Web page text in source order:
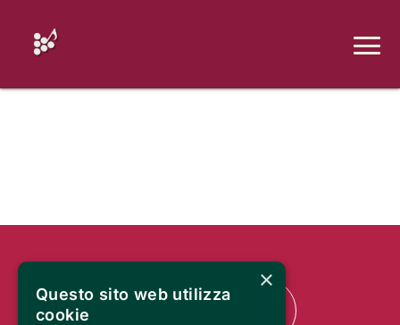
×
Questo sito web utilizza
cookie